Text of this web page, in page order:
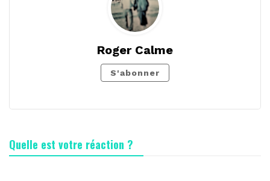
Roger Calme
S'abonner
Quelle est votre réaction ?